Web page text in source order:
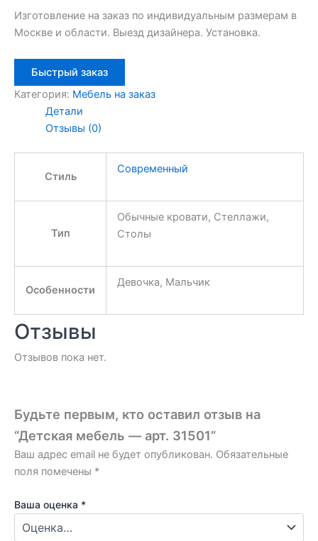
Изготовление на заказ по индивидуальным размерам в
Москве и области. Выезд дизайнера. Установка.
Быстрый заказ
Категория: Мебель на заказ
Детали
Отзывы (0)
Стиль
Современный
Тип
Обычные кровати, Стеллажи,
Столы
Особенности
Девочка, Мальчик
Отзывы
Отзывов пока нет.
Будьте первым, кто оставил отзыв на
“Детская мебель — арт. 31501”
Ваш адрес email не будет опубликован. Обязательные
поля помечены *
Ваша оценка *